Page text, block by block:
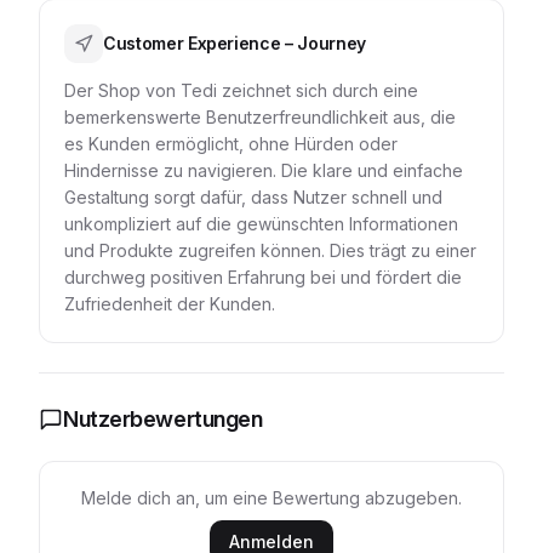
Customer Experience – Journey
Der Shop von Tedi zeichnet sich durch eine
bemerkenswerte Benutzerfreundlichkeit aus, die
es Kunden ermöglicht, ohne Hürden oder
Hindernisse zu navigieren. Die klare und einfache
Gestaltung sorgt dafür, dass Nutzer schnell und
unkompliziert auf die gewünschten Informationen
und Produkte zugreifen können. Dies trägt zu einer
durchweg positiven Erfahrung bei und fördert die
Zufriedenheit der Kunden.
Nutzerbewertungen
Melde dich an, um eine Bewertung abzugeben.
Anmelden